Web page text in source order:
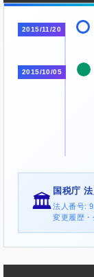
2015/11/20
2015/10/05
🏛️
国税庁
法人番号:
変更履歴・